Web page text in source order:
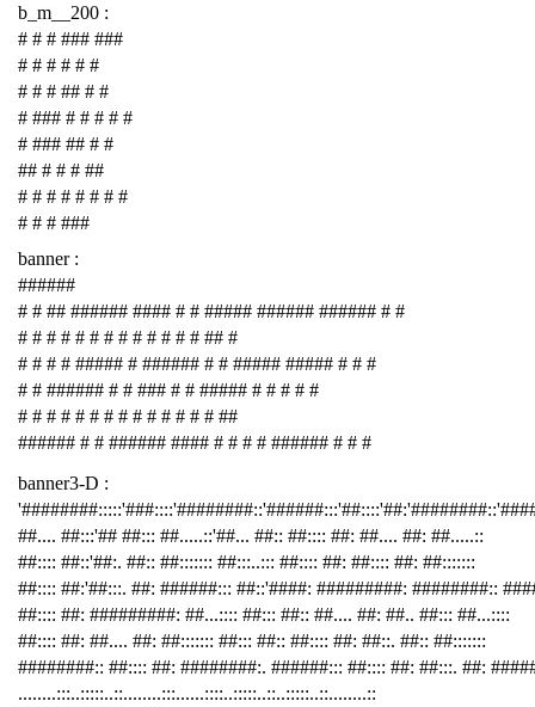
b_m__200 :
# # # ### ###
# # # # # #
# # # ## # #
# ### # # # # #
# ### ## # #
## # # # ##
# # # # # # # #
# # # ###
banner :
######
# # ## ###### #### # # ##### ###### ###### # #
# # # # # # # # # # # # # ## #
# # # # ##### # ###### # # ##### ##### # # #
# # ###### # # ### # # ##### # # # # #
# # # # # # # # # # # # # # ##
###### # # ###### #### # # # # ###### # # #
banner3-D :
##.... ##:::'## ##::: ##.....::'##... ##:: ##:::: ##: ##.... ##: ##.....::
##:::: ##::'##:. ##:: ##::::::: ##:::..::: ##:::: ##: ##:::: ##: ##:::::::
##:::: ##:'##:::. ##: ######::: ##::'####: #########: ########::
##:::: ##: #########: ##...:::: ##::: ##:: ##.... ##: ##.. ##::: ##...::::
##:::: ##: ##.... ##: ##::::::: ##::: ##:: ##:::: ##: ##::. ##:: ##:::::::
########:: ##:::: ##: ########:. ######::: ##:::: ##: ##:::. ##:
........:::..:::::..::........:::......::::..:::::..::..:::::..::........::